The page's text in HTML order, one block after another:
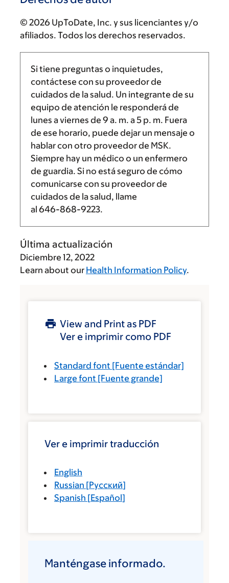
© 2026 UpToDate, Inc. y sus licenciantes y/o
afiliados. Todos los derechos reservados.
Si tiene preguntas o inquietudes,
contáctese con su proveedor de
cuidados de la salud. Un integrante de su
equipo de atención le responderá de
lunes a viernes de 9 a. m. a5 p. m. Fuera
de ese horario, puede dejar un mensaje o
hablar con otro proveedor de MSK.
Siempre hay un médico o un enfermero
de guardia. Si no está seguro de cómo
comunicarse con su proveedor de
cuidados de la salud, llame
al 646-868-9223.
Última actualización
Diciembre 12, 2022
Learn about our Health Information Policy.
View and Print as PDF
Ver e imprimir como PDF
Standard font [Fuente estándar]
Large font [Fuente grande]
Ver e imprimir traducción
English
Russian [Русский]
Spanish [Español]
Manténgase informado.